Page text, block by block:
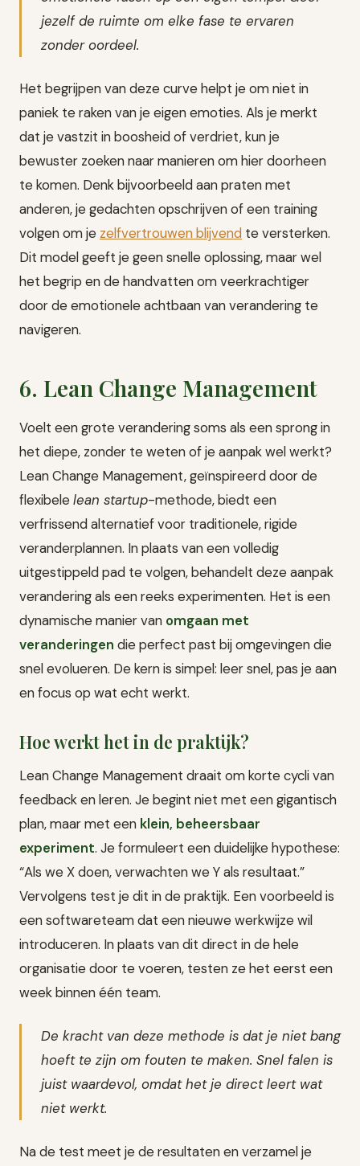
jezelf de ruimte om elke fase te ervaren
zonder oordeel.
Het begrijpen van deze curve helpt je om niet in
paniek te raken van je eigen emoties. Als je merkt
dat je vastzit in boosheid of verdriet, kun je
bewuster zoeken naar manieren om hier doorheen
te komen. Denk bijvoorbeeld aan praten met
anderen, je gedachten opschrijven of een training
volgen om je zelfvertrouwen blijvend te versterken.
Dit model geeft je geen snelle oplossing, maar wel
het begrip en de handvatten om veerkrachtiger
door de emotionele achtbaan van verandering te
navigeren.
6. Lean Change Management
Voelt een grote verandering soms als een sprong in
het diepe, zonder te weten of je aanpak wel werkt?
Lean Change Management, geïnspireerd door de
flexibelelean startup-methode, biedt een
verfrissend alternatief voor traditionele, rigide
veranderplannen. In plaats van een volledig
uitgestippeld pad te volgen, behandelt deze aanpak
verandering als een reeks experimenten. Het is een
dynamische manier van omgaan met
veranderingen die perfect past bij omgevingen die
snel evolueren. De kern is simpel: leer snel, pas je aan
en focus op wat echt werkt.
Hoe werkt het in de praktijk?
Lean Change Management draait om korte cycli van
feedback en leren. Je begint niet met een gigantisch
plan, maar met een klein, beheersbaar
experiment. Je formuleert een duidelijke hypothese:
“Als we X doen, verwachten we Y als resultaat.”
Vervolgens test je dit in de praktijk. Een voorbeeld is
een softwareteam dat een nieuwe werkwijze wil
introduceren. In plaats van dit direct in de hele
organisatie door te voeren, testen ze het eerst een
week binnen één team.
De kracht van deze methode is dat je niet bang
hoeft te zijn om fouten te maken. Snel falen is
juist waardevol, omdat het je direct leert wat
niet werkt.
Na de test meet je de resultaten en verzamel je